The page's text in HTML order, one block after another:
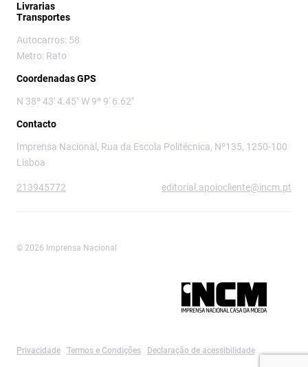
Livrarias
Transportes
Autocarros: 58
Metro: Rato
Coordenadas GPS
N 38º 43' 4.45" W 9º 9' 6.62"
Contacto
Imprensa Nacional, Rua da Escola Politécnica, Nº135, 1250-100
Lisboa
213945772 editorial.apoiocliente@incm.pt
© 2026 Imprensa Nacional
Privacidade Termos e Condições Declaração de acessibilidade